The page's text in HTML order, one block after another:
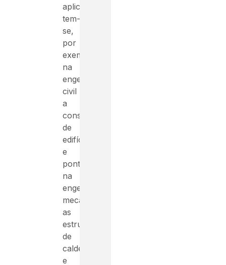
aplicação,
tem-
se,
por
exemplo,
na
engenharia
civil
a
construção
de
edifícios
e
pontes,
na
engenharia
mecânica
as
estruturas
de
caldeiras
e